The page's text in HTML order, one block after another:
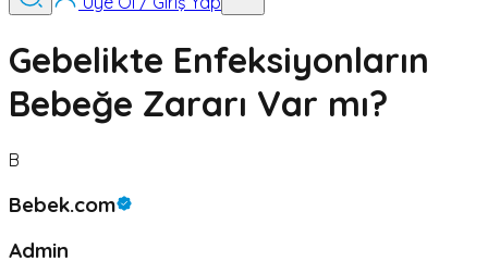
Gebelikte Enfeksiyonların
Bebeğe Zararı Var mı?
B
Bebek.com
Admin